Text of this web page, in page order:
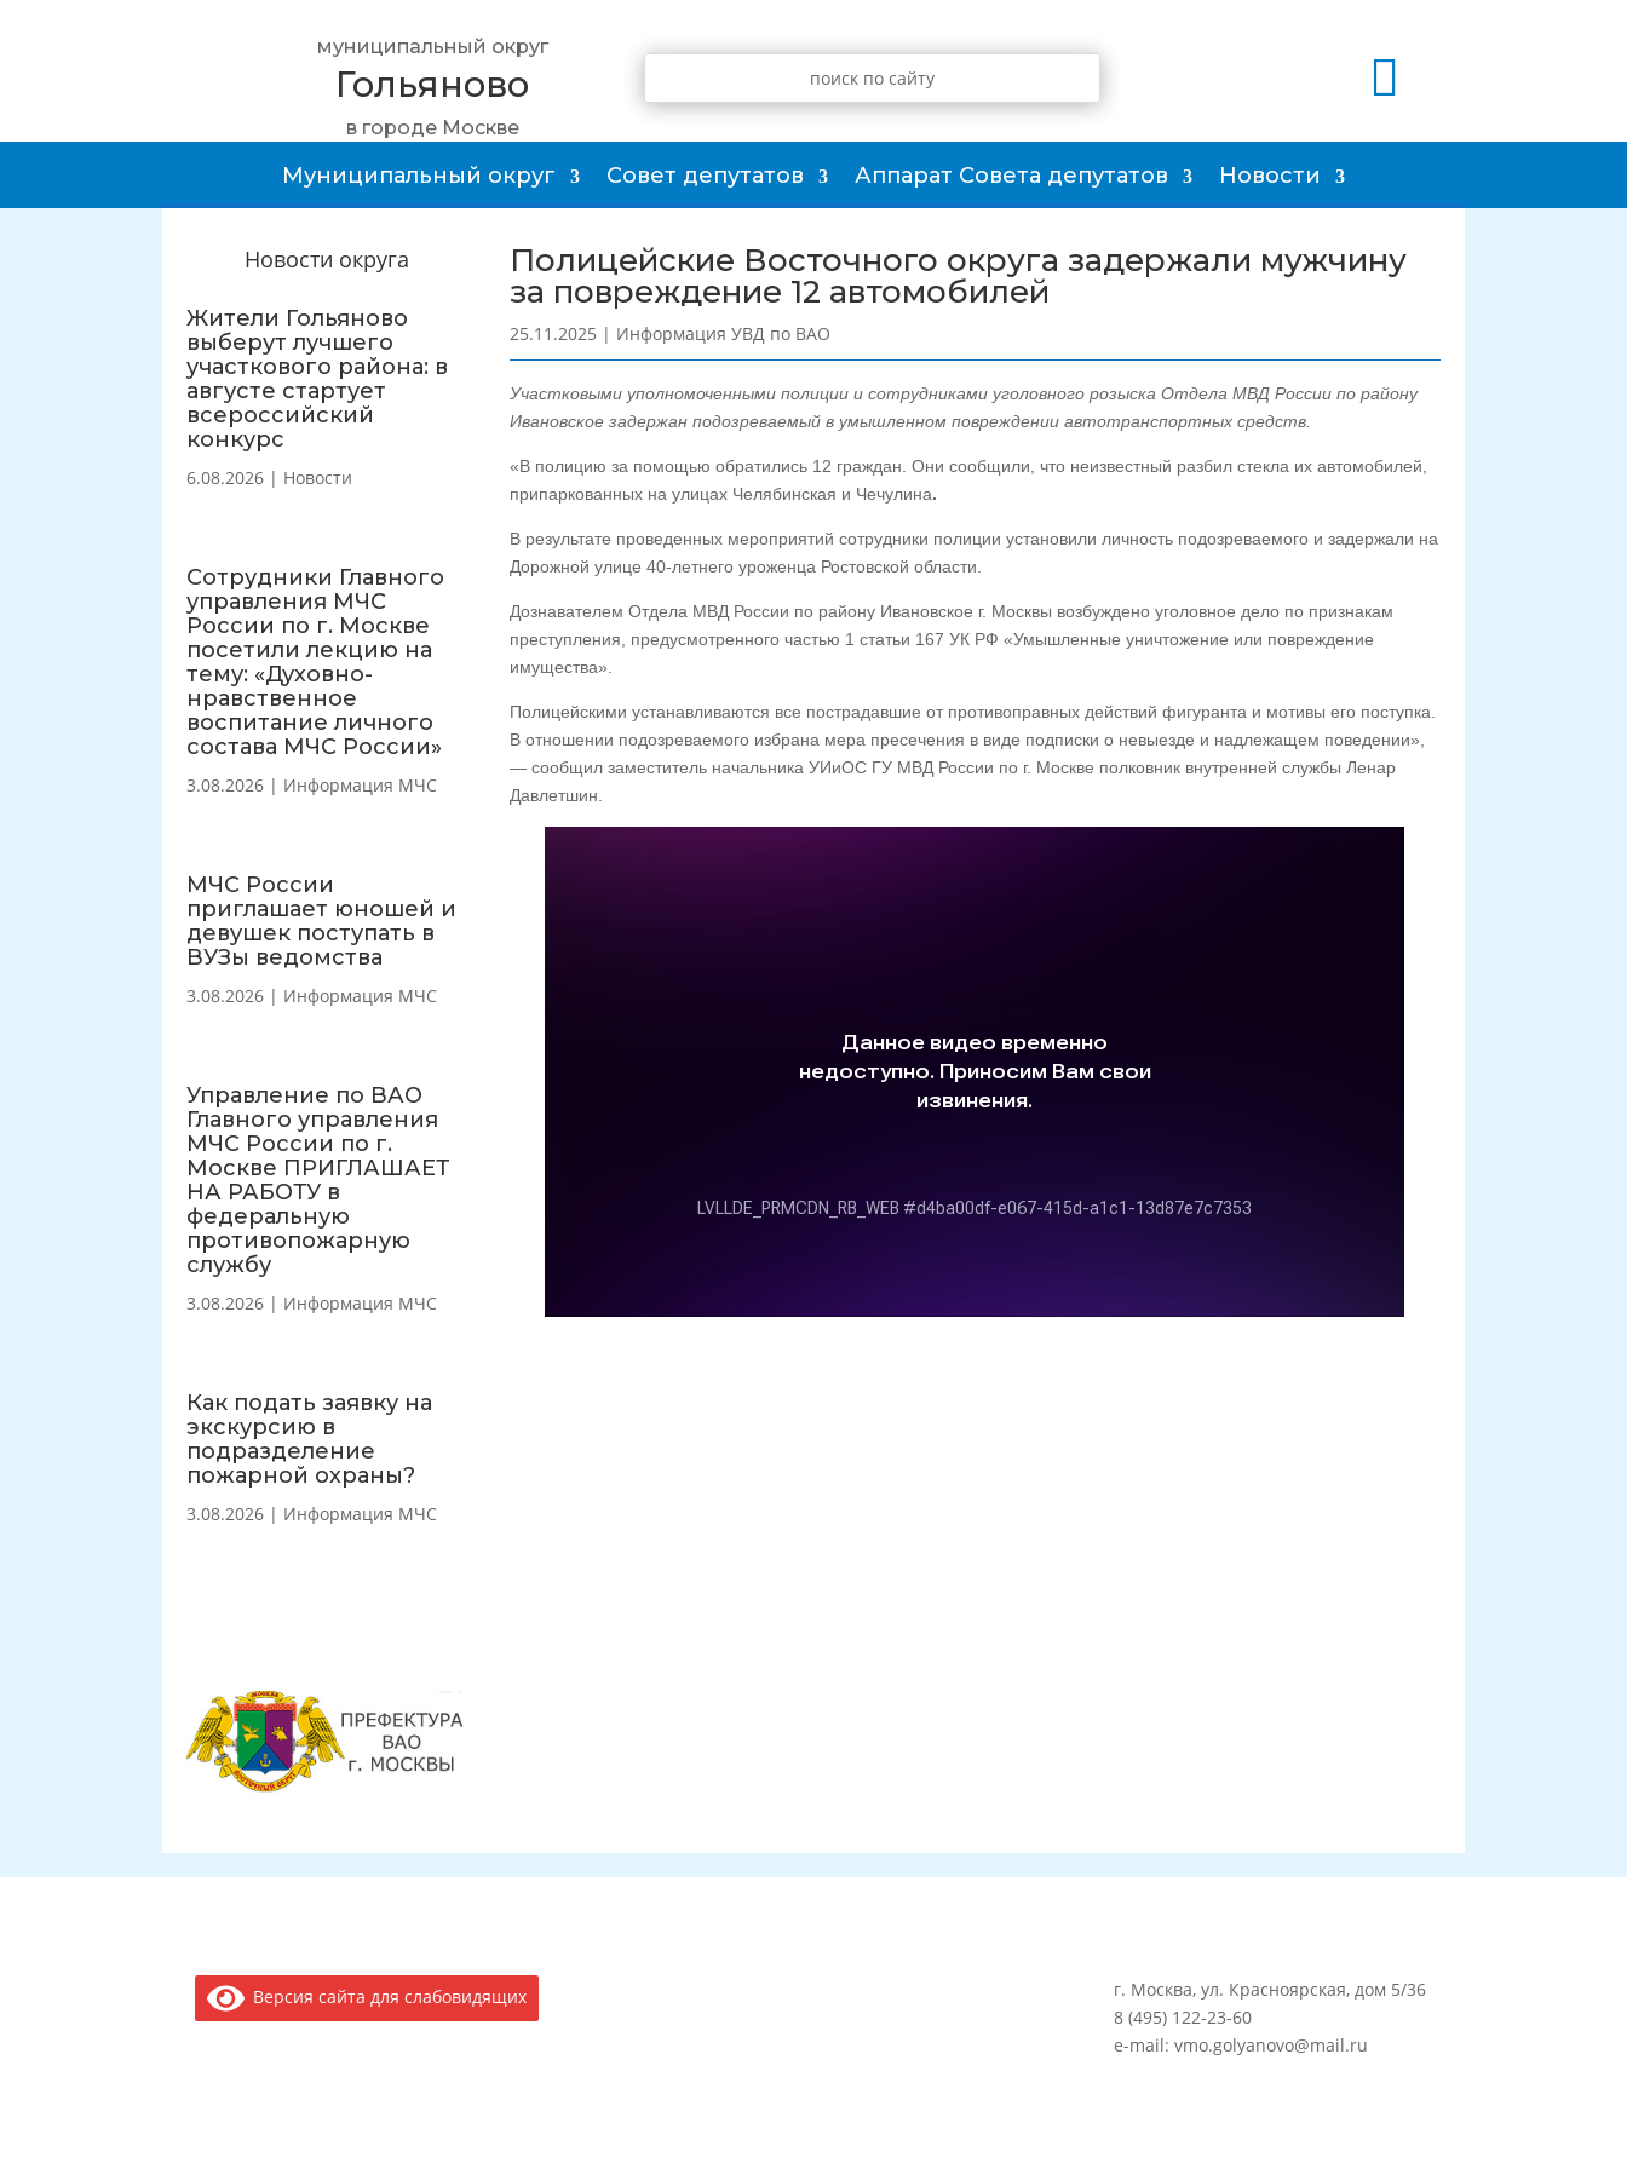
муниципальный округ
Гольяново
в городе Москве

Муниципальный округ Совет депутатов Аппарат Совета депутатов Новости
Новости округа
Жители Гольяново
выберут лучшего
участкового района: в
августе стартует
всероссийский
конкурс
6.08.2026 | Новости
Сотрудники Главного
управления МЧС
России по г. Москве
посетили лекцию на
тему: «Духовно-
нравственное
воспитание личного
состава МЧС России»
3.08.2026 | Информация МЧС
МЧС России
приглашает юношей и
девушек поступать в
ВУЗы ведомства
3.08.2026 | Информация МЧС
Управление по ВАО
Главного управления
МЧС России по г.
Москве ПРИГЛАШАЕТ
НА РАБОТУ в
федеральную
противопожарную
службу
3.08.2026 | Информация МЧС
Как подать заявку на
экскурсию в
подразделение
пожарной охраны?
3.08.2026 | Информация МЧС
Полицейские Восточного округа задержали мужчину
за повреждение 12 автомобилей
25.11.2025 | Информация УВД по ВАО
Участковыми уполномоченными полиции и сотрудниками уголовного розыска Отдела МВД России по району
Ивановское задержан подозреваемый в умышленном повреждении автотранспортных средств.
«В полицию за помощью обратились 12 граждан. Они сообщили, что неизвестный разбил стекла их автомобилей,
припаркованных на улицах Челябинская и Чечулина.
В результате проведенных мероприятий сотрудники полиции установили личность подозреваемого и задержали на
Дорожной улице 40-летнего уроженца Ростовской области.
Дознавателем Отдела МВД России по району Ивановское г. Москвы возбуждено уголовное дело по признакам
преступления, предусмотренного частью 1 статьи 167 УК РФ «Умышленные уничтожение или повреждение
имущества».
Полицейскими устанавливаются все пострадавшие от противоправных действий фигуранта и мотивы его поступка.
В отношении подозреваемого избрана мера пресечения в виде подписки о невыезде и надлежащем поведении»,
— сообщил заместитель начальника УИиОС ГУ МВД России по г. Москве полковник внутренней службы Ленар
Давлетшин.
Версия сайта для слабовидящих
г. Москва, ул. Красноярская, дом 5/36
8 (495) 122-23-60
e-mail: vmo.golyanovo@mail.ru